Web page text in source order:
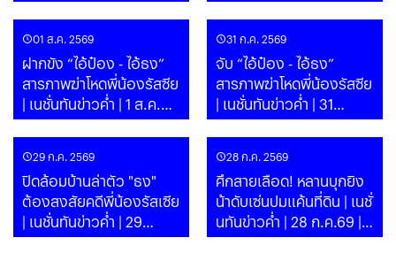
ส.ค. 69 | PART
01 ส.ค. 2569
ฝากขัง “ไอ้ป๋อง - ไอ้ธง”
สารภาพฆ่าโหดพี่น้องรัสซีย
| เนชั่นทันข่าวค่ำ | 1 ส.ค.
69 | PART
31 ก.ค. 2569
จับ “ไอ้ป๋อง - ไอ้ธง”
สารภาพฆ่าโหดพี่น้องรัสซีย
| เนชั่นทันข่าวค่ำ | 31
ก.ค.69 | PART
29 ก.ค. 2569
ปิดล้อมบ้านล่าตัว "ธง"
ต้องสงสัยคดีพี่น้องรัสเซีย
| เนชั่นทันข่าวค่ำ | 29
ก.ค.69 | PART
28 ก.ค. 2569
ศึกสายเลือด! หลานบุกยิง
น้าดับเซ่นปมแค้นที่ดิน | เนชั่
นทันข่าวค่ำ | 28 ก.ค.69 |
PART